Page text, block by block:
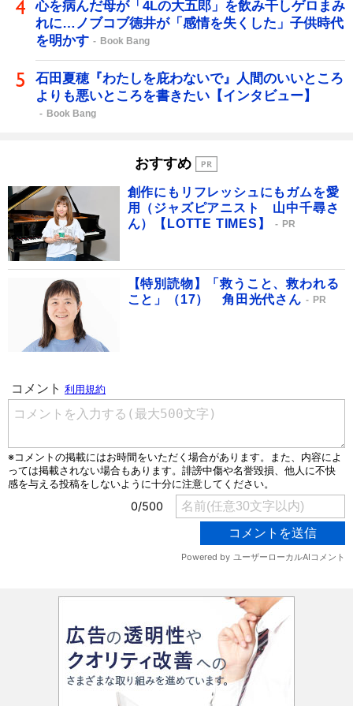
心を病んだ母が「4Lの大五郎」を飲み干しゲロまみ
れに…ノブコブ徳井が「感情を失くした」子供時代
を明かす
Book Bang
石田夏穂『わたしを庇わないで』人間のいいところ
よりも悪いところを書きたい【インタビュー】
Book Bang
おすすめ
創作にもリフレッシュにもガムを愛
用（ジャズピアニスト 山中千尋さ
ん）【LOTTE TIMES】
PR
【特別読物】「救うこと、救われる
こと」（17） 角田光代さん
PR